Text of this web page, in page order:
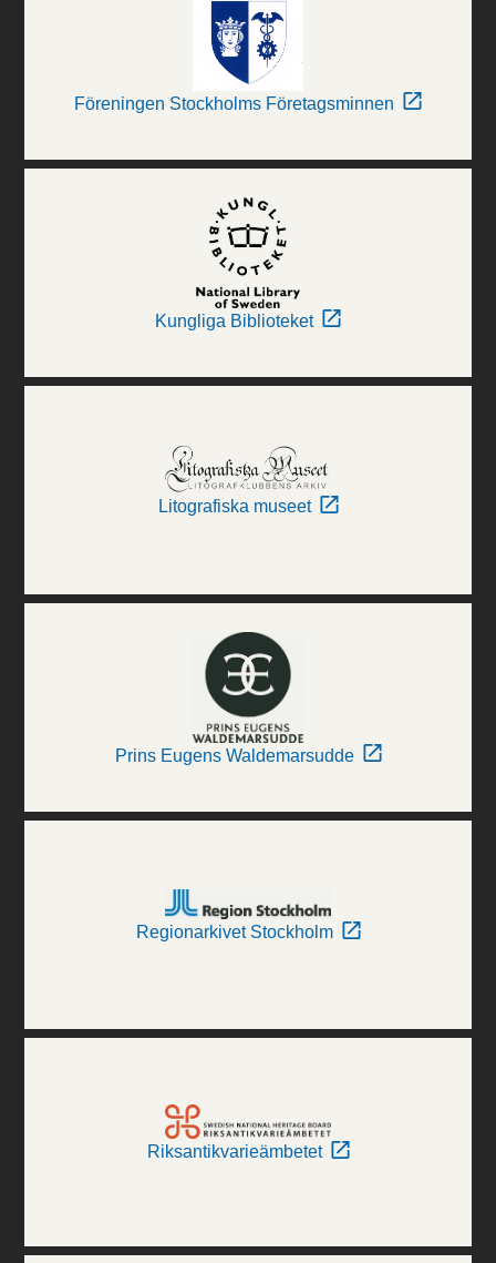
Föreningen Stockholms Företagsminnen
Kungliga Biblioteket
Litografiska museet
Prins Eugens Waldemarsudde
Regionarkivet Stockholm
Riksantikvarieämbetet